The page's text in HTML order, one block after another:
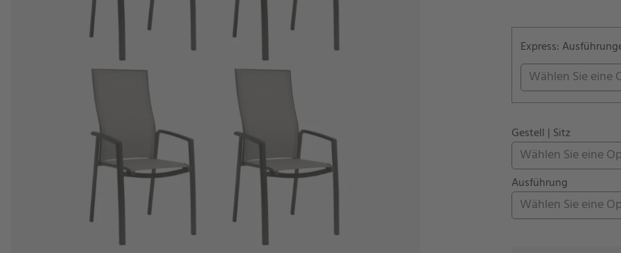
Express:
Wählen Sie eine
Gestell | Sitz
Wählen Sie eine
Ausführung
Wählen Sie eine